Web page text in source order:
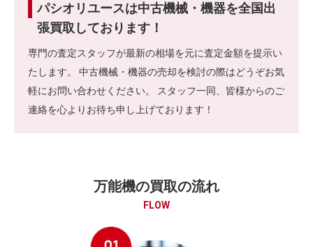
パシオリユースは中古機械・機器を全国出
張買取しております！
専門の査定スタッフが最新の相場を元に査定金額を提示い
たします。 中古機械・機器の売却を検討の際はどうぞお気
軽にお問い合わせください。 スタッフ一同、皆様からのご
連絡を心よりお待ち申し上げております！
万能機の買取の流れ
FLOW